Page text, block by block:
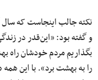
نکته جالب اینجاست که سال
و گفته بود: «این‌قدر در
بگذاریم مردم خودشان راه
را به بهشت برد». با این